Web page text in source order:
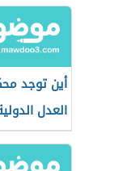
أين توجد
العدل